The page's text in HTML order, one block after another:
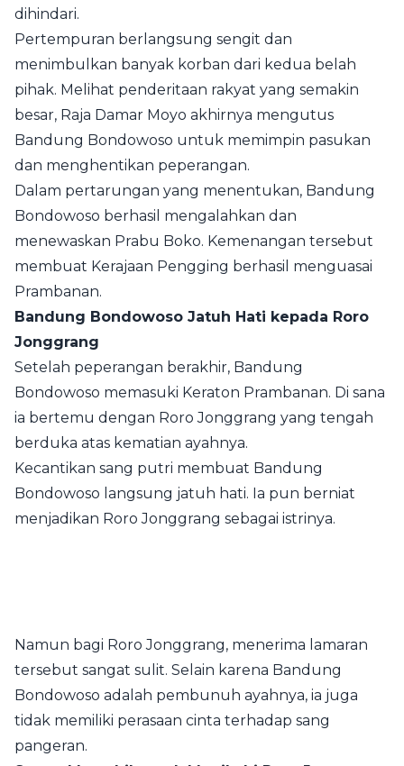
dihindari.
Pertempuran berlangsung sengit dan
menimbulkan banyak korban dari kedua belah
pihak. Melihat penderitaan rakyat yang semakin
besar, Raja Damar Moyo akhirnya mengutus
Bandung Bondowoso untuk memimpin pasukan
dan menghentikan peperangan.
Dalam pertarungan yang menentukan, Bandung
Bondowoso berhasil mengalahkan dan
menewaskan Prabu Boko. Kemenangan tersebut
membuat Kerajaan Pengging berhasil menguasai
Prambanan.
Bandung Bondowoso Jatuh Hati kepada Roro
Jonggrang
Setelah peperangan berakhir, Bandung
Bondowoso memasuki Keraton Prambanan. Di sana
ia bertemu dengan Roro Jonggrang yang tengah
berduka atas kematian ayahnya.
Kecantikan sang putri membuat Bandung
Bondowoso langsung jatuh hati. Ia pun berniat
menjadikan Roro Jonggrang sebagai istrinya.
Namun bagi Roro Jonggrang, menerima lamaran
tersebut sangat sulit. Selain karena Bandung
Bondowoso adalah pembunuh ayahnya, ia juga
tidak memiliki perasaan cinta terhadap sang
pangeran.